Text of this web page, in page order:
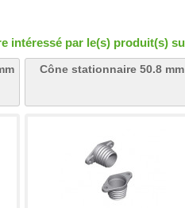
intéressé par le(s) produit(s)
Cône stationnaire 50.8 mm